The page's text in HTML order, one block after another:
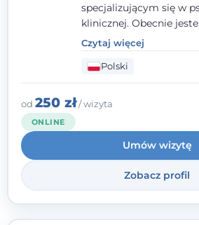
specjalizującym się w
klinicznej. Obecnie
szkolenia na
systemowego.
nadzwyczajnego Wielkopolskiego
TowarzystwaTerapii
należę do Polskiego
pierwszym miejscu
atmosfery
relacjach z Klientami.
również koncentracja
zasobach.
Czytaj więcej
Polski
od 250 zł/ wizyta
ONLINE
Umów wizytę
Zobacz profil